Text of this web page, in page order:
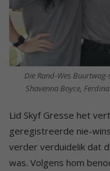
Die Rand-Wes
Shavenna Boyce,
Lid Skyf Gresse het
geregistreerde nie-
verder verduidelik dat
was. Volgens hom